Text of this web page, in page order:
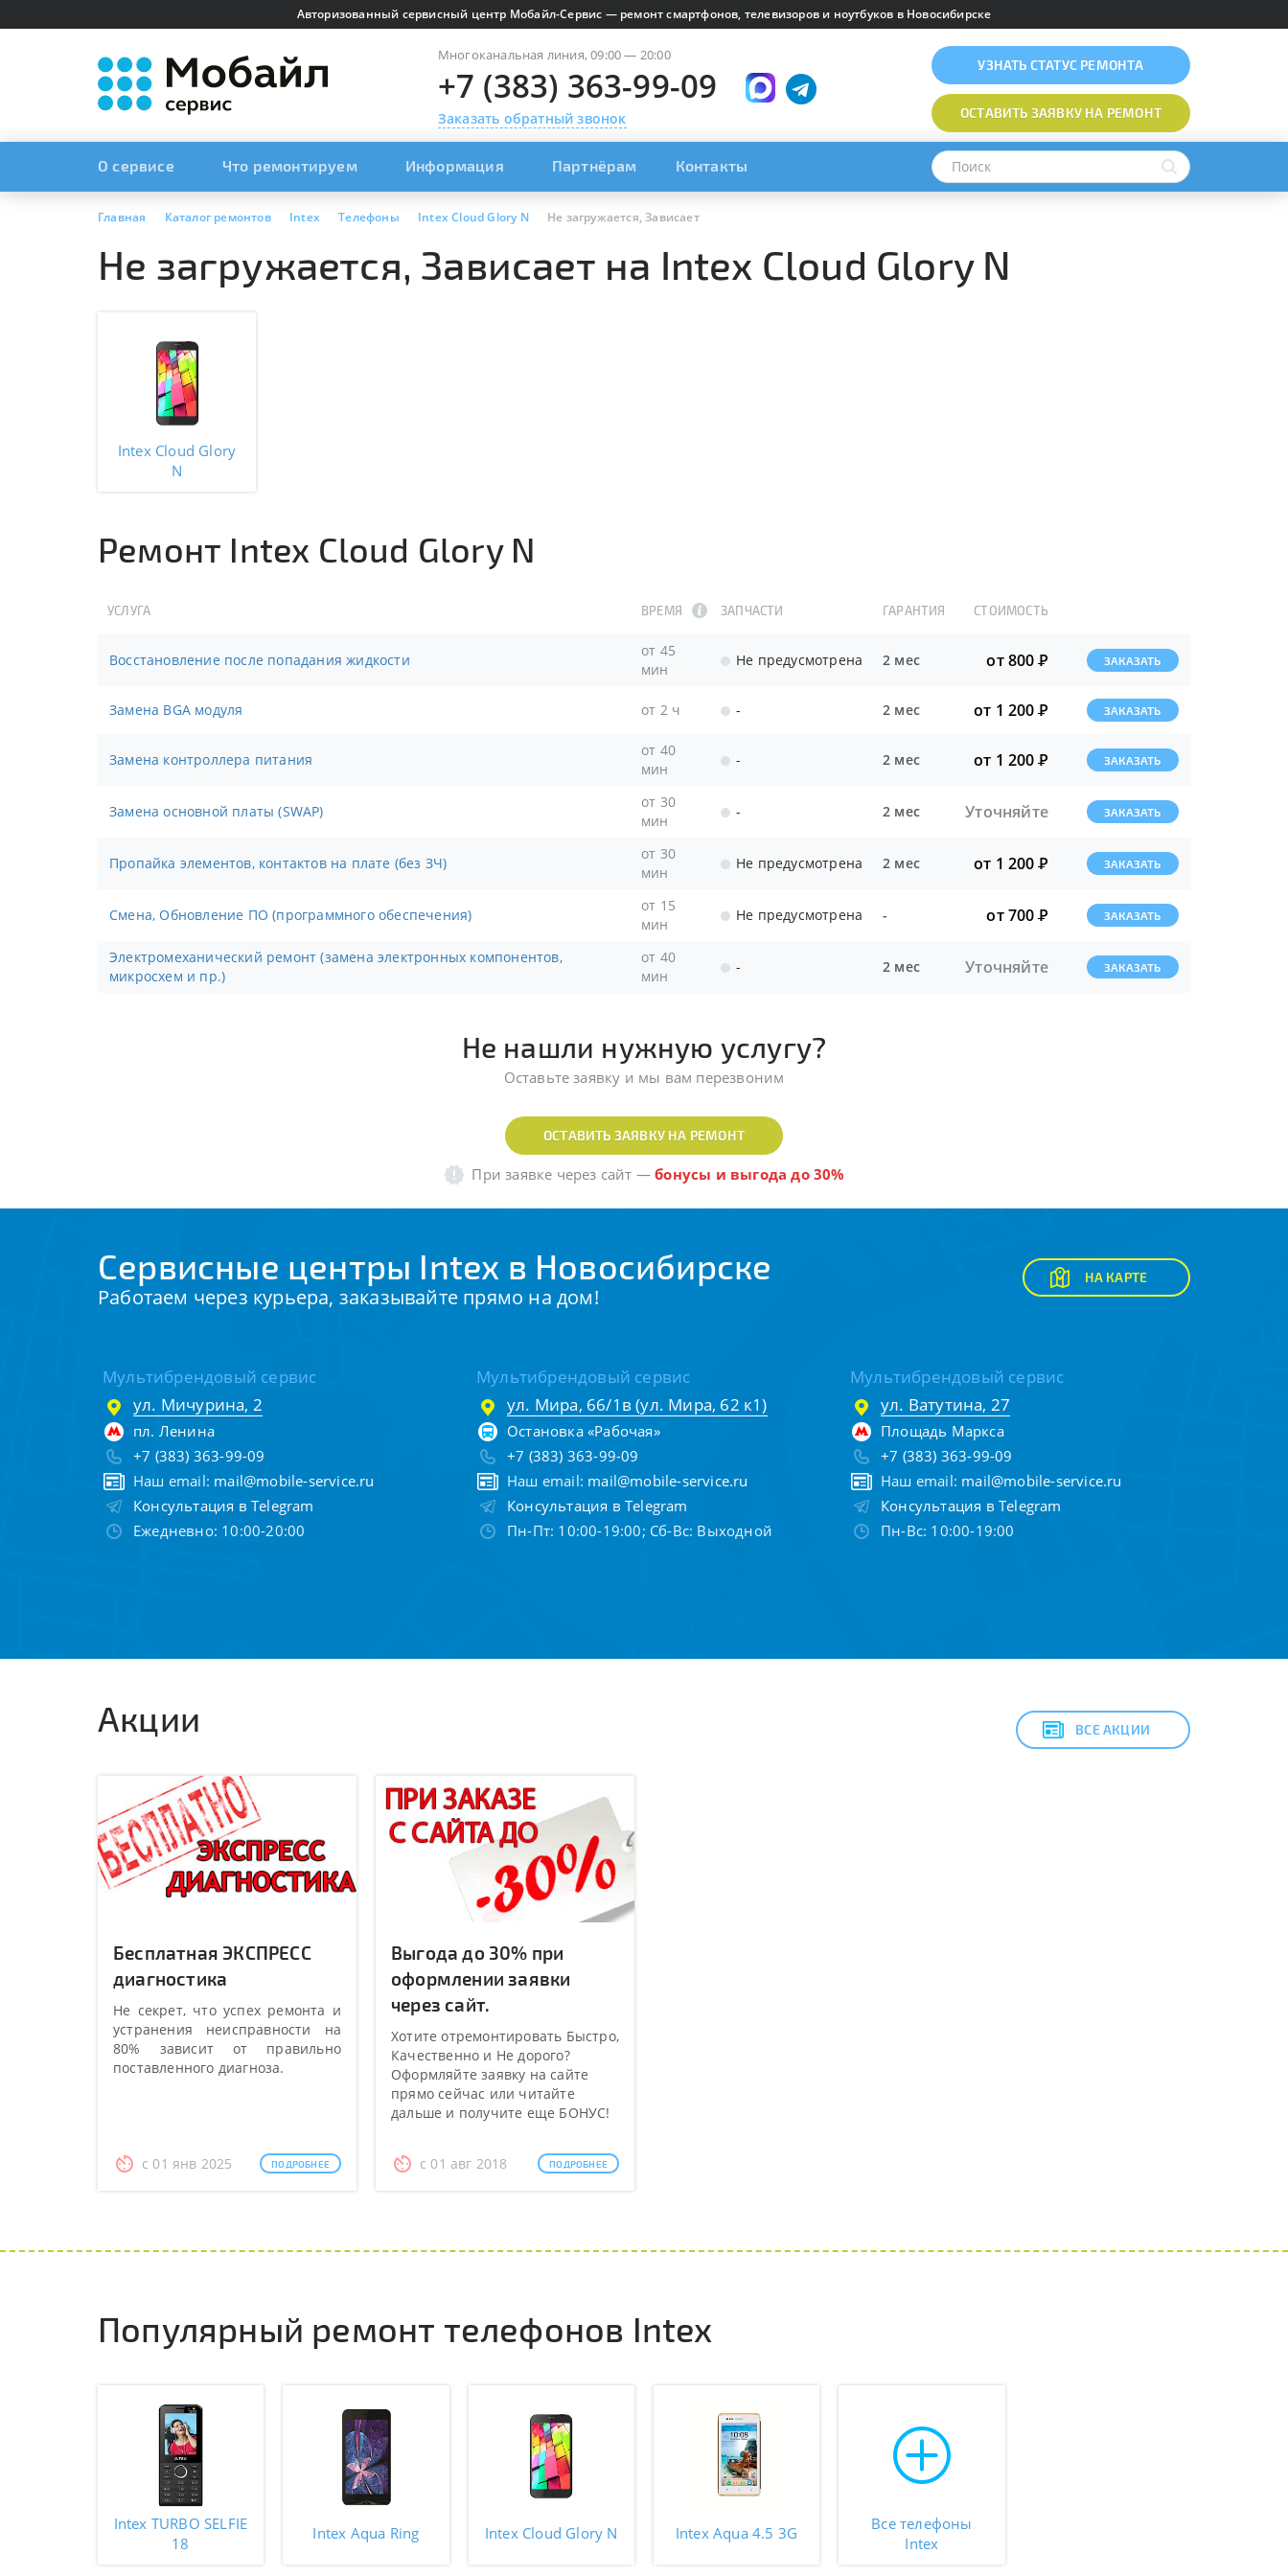
Авторизованный сервисный центр Мобайл-Сервис — ремонт смартфонов, телевизоров и ноутбуков в Новосибирске
Многоканальная линия, 09:00 — 20:00
+7 (383) 363-99-09
Заказать обратный звонок
УЗНАТЬ СТАТУС РЕМОНТА
ОСТАВИТЬ ЗАЯВКУНА РЕМОНТ
О сервисе Что ремонтируем Информация Партнёрам Контакты
Главная Каталог ремонтов Intex Телефоны Intex Cloud Glory N Не загружается, Зависает
Не загружается, Зависает на Intex Cloud Glory N
Intex Cloud Glory
N
Ремонт Intex Cloud Glory N
УСЛУГА ВРЕМЯ ЗАПЧАСТИ ГАРАНТИЯ СТОИМОСТЬ
Восстановление после попадания жидкости
от 45
мин
Не предусмотрена 2 мес от 800Р ЗАКАЗАТЬ
Замена BGA модуля от 2 ч - 2 мес от 1 200Р ЗАКАЗАТЬ
Замена контроллера питания
от 40
мин
- 2 мес от 1 200Р ЗАКАЗАТЬ
Замена основной платы (SWAP)
от 30
мин
- 2 мес Уточняйте ЗАКАЗАТЬ
Пропайка элементов, контактов на плате (без ЗЧ)
от 30
мин
Не предусмотрена 2 мес от 1 200Р ЗАКАЗАТЬ
Смена, Обновление ПО (программного обеспечения)
от 15
мин
Не предусмотрена - от 700Р ЗАКАЗАТЬ
Электромеханический ремонт (замена электронных компонентов,
микросхем и пр.)
от 40
мин
- 2 мес Уточняйте ЗАКАЗАТЬ
Не нашли нужную услугу?
Оставьте заявку и мы вам перезвоним
ОСТАВИТЬ ЗАЯВКУ НА РЕМОНТ
При заявке через сайт —бонусы и выгода до 30%
Сервисные центры Intex в Новосибирске
Работаем через курьера, заказывайте прямо на дом!
НА КАРТЕ
Мультибрендовый сервис
ул. Мичурина, 2
пл. Ленина
+7 (383) 363-99-09
Наш email: mail@mobile-service.ru
Консультация в Telegram
Ежедневно: 10:00-20:00
Мультибрендовый сервис
ул. Мира, 66/1в (ул. Мира, 62 к1)
Остановка «Рабочая»
+7 (383) 363-99-09
Наш email: mail@mobile-service.ru
Консультация в Telegram
Пн-Пт: 10:00-19:00; Сб-Вс: Выходной
Мультибрендовый сервис
ул. Ватутина, 27
Площадь Маркса
+7 (383) 363-99-09
Наш email: mail@mobile-service.ru
Консультация в Telegram
Пн-Вс: 10:00-19:00
Акции ВСЕ АКЦИИ
Бесплатная ЭКСПРЕСС
диагностика
Не секрет, что успех ремонта и
устранения неисправности на
80% зависит от правильно
поставленного диагноза.
с 01 янв 2025 ПОДРОБНЕЕ
Выгода до 30% при
оформлении заявки
через сайт.
Хотите отремонтировать Быстро,
Качественно и Не дорого?
Оформляйте заявку на сайте
прямо сейчас или читайте
дальше и получите еще БОНУС!
с 01 авг 2018 ПОДРОБНЕЕ
Популярный ремонт телефонов Intex
Intex TURBO SELFIE
18
Intex Aqua Ring Intex Cloud Glory N Intex Aqua 4.5 3G
Все телефоны
Intex